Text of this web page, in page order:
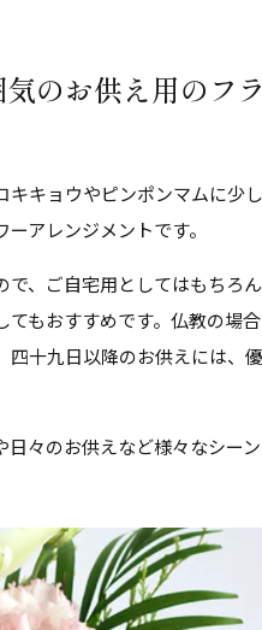
のお供え用のフ
キョウやピンポンマムに少
アレンジメントです。
、ご自宅用としてはもちろ
もおすすめです。仏教の場
十九日以降のお供えには、
々のお供えなど様々なシー